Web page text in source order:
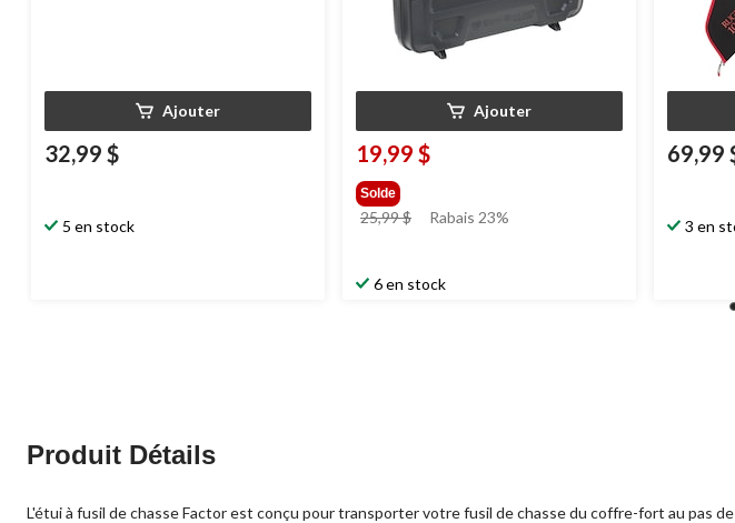
Ajouter
32,99 $
5 en stock
Ajouter
19,99 $
Solde
25,99 $
prixRabais 23%
6 en stock
69,99
3 en
Produit Détails
L'étui à fusil de chasse Factor est conçu pour transporter votre fusil de chasse du coffre-fort au pas